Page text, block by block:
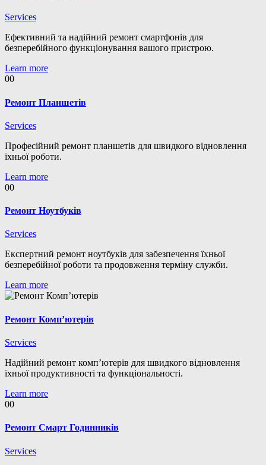
Services
Ефективний та надійний ремонт смартфонів для
безперебійного функціонування вашого пристрою.
Learn more
00
Ремонт Планшетів
Services
Професійний ремонт планшетів для швидкого відновлення
їхньої роботи.
Learn more
00
Ремонт Ноутбуків
Services
Експертний ремонт ноутбуків для забезпечення їхньої
безперебійної роботи та продовження терміну служби.
Learn more
Ремонт Комп’ютерів
Services
Надійний ремонт комп’ютерів для швидкого відновлення
їхньої продуктивності та функціональності.
Learn more
00
Ремонт Смарт Годинників
Services